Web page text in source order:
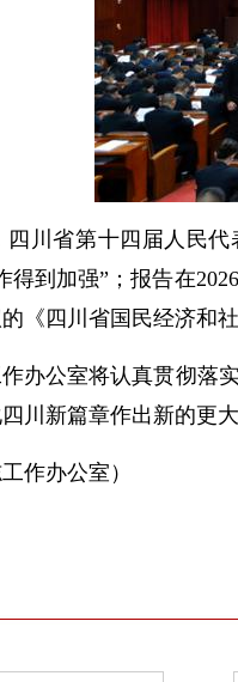
川省第十四届人民代
得到加强”；报告在
《四川省国民经济和
公室将认真贯彻落实
川新篇章作出新的更大
办公室）